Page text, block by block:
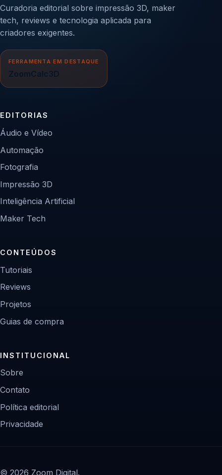
Curadoria editorial sobre impressão 3D, maker
tech, reviews e tecnologia aplicada para
criadores exigentes.
FERRAMENTA EM DESTAQUE
ZoomCalc3D
EDITORIAS
Áudio e Vídeo
Automação
Fotografia
Impressão 3D
Inteligência Artificial
Maker Tech
CONTEÚDOS
Tutoriais
Reviews
Projetos
Guias de compra
INSTITUCIONAL
Sobre
Contato
Política editorial
Privacidade
© 2026 Zoom Digital.